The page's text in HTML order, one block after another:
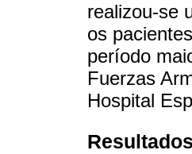
realizou-se
os
período
Fuerzas
Hospital